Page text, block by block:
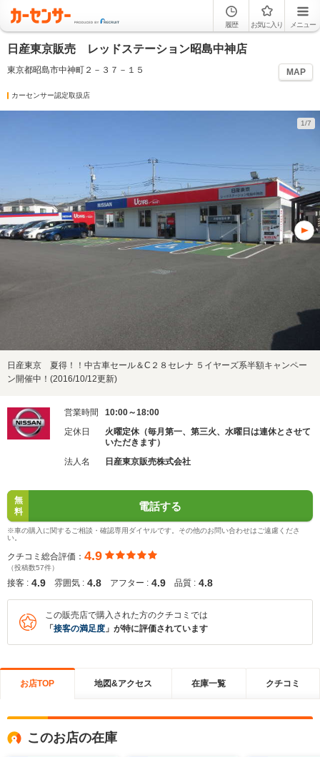
履歴 お気に入り メニュー
日産東京販売 レッドステーション昭島中神店
東京都昭島市中神町２－３７－１５ MAP
カーセンサー認定取扱店
1/7
日産東京 夏得！！中古車セール＆C２８セレナ ５イヤーズ系半額キャンペー
ン開催中！(2016/10/12更新)
営業時間
10:00～18:00
定休日
火曜定休（毎月第一、第三火、水曜日は連休とさせて
いただきます）
法人名
日産東京販売株式会社
無
料
電話する
※車の購入に関するご相談・確認専用ダイヤルです。その他のお問い合わせはご遠慮くださ
い。
クチコミ総合評価： 4.9
（投稿数57件）
接客 : 4.9 雰囲気 : 4.8 アフター : 4.9 品質 : 4.8
この販売店で購入された方のクチコミでは
「 接客の満足度 」が特に評価されています
お店TOP 地図&アクセス 在庫一覧 クチコミ
このお店の在庫